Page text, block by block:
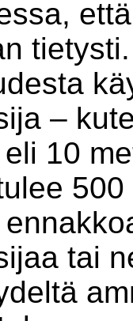
–
10
tai